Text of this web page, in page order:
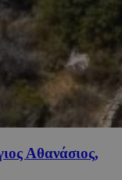
Αθανάσιος,